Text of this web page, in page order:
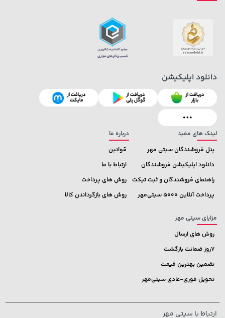
لینک های مفید
پنل فروشندگان سیتی مهر
دانلود اپلیکیشن فروشندگان
راهنمای فروشندگان و ثبت تیکت
پرداخت آنلاین 5000 سیتی‌مهر
درباره ما
قوانین
ارتباط با ما
روش های پرداخت
روش های بازگرداندن کالا
مزایای سیتی مهر
روش های ارسال
7روز ضمانت بازگشت
تضمین بهترین قیمت
تحویل فوری-عادی سیتی‌مهر
دانلود اپلیکیشن
ارتباط با سیتی مهر